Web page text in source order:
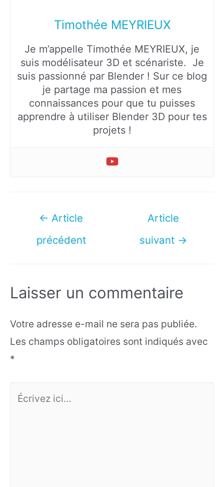
Timothée MEYRIEUX
Je m’appelle Timothée MEYRIEUX, je
suis modélisateur 3D et scénariste. Je
suis passionné par Blender ! Sur ce blog
je partage ma passion et mes
connaissances pour que tu puisses
apprendre à utiliser Blender 3D pour tes
projets !
Navigation
l’article
← Article
précédent
Article
suivant →
Laisser un commentaire
Votre adresse e-mail ne sera pas publiée.
Les champs obligatoires sont indiqués avec
*
Écrivez